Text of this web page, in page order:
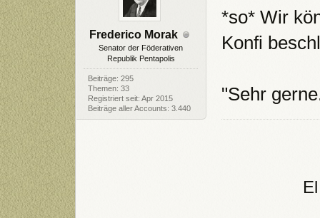
Frederico Morak
Senator der Föderativen
Republik Pentapolis
Beiträge: 295
Themen: 33
Registriert seit: Apr 2015
Beiträge aller Accounts: 3.440
*so* Wir
Konfi
"Sehr